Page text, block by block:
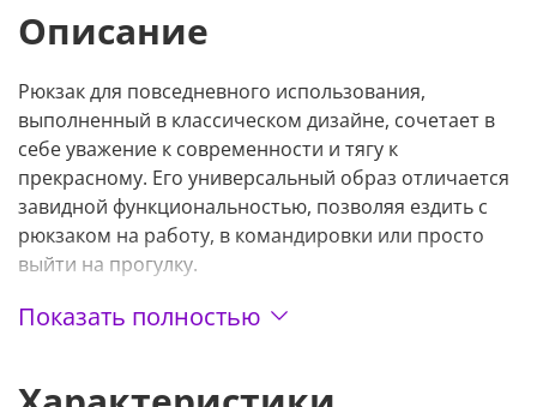
Описание
Рюкзак для повседневного использования,
выполненный в классическом дизайне, сочетает в
себе уважение к современности и тягу к
прекрасному. Его универсальный образ отличается
завидной функциональностью, позволяя ездить с
рюкзаком на работу, в командировки или просто
выйти на прогулку.
Во внешний отсек можно положить мелочи, к
отсек может влезть ноутбук диагональю 15.6", а
Показать полностью